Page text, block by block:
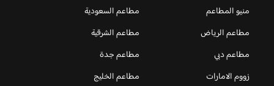
منيو المطاعم
مطاعم السعودية
مطاعم الرياض
مطاعم الشرقية
مطاعم دبي
مطاعم جدة
زووم الامارات
مطاعم الخليج